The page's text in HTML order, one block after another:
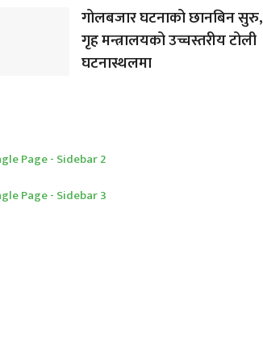
गोलबजार घटनाको छानबिन सुरु,
गृह मन्त्रालयको उच्चस्तरीय टोली
घटनास्थलमा